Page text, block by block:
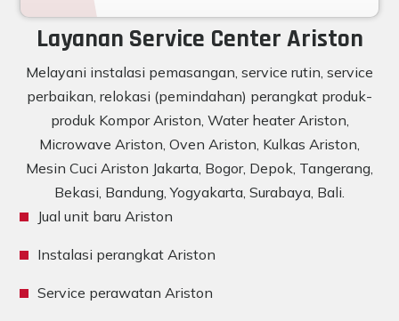
Layanan Service Center Ariston
Melayani instalasi pemasangan, service rutin, service
perbaikan, relokasi (pemindahan) perangkat produk-
produk Kompor Ariston, Water heater Ariston,
Microwave Ariston, Oven Ariston, Kulkas Ariston,
Mesin Cuci Ariston Jakarta, Bogor, Depok, Tangerang,
Bekasi, Bandung, Yogyakarta, Surabaya, Bali.
Jual unit baru Ariston
Instalasi perangkat Ariston
Service perawatan Ariston